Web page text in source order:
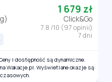
1 679 zł
Click&Go
7.8 /10 (97 opinii)
7 dni
i dostępność są dynamiczne.
Wakacje.pl. Wyświetlane okazje są